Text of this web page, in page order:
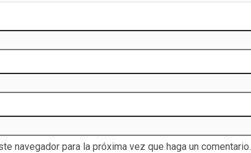
navegador para la próxima vez que haga un comentario.